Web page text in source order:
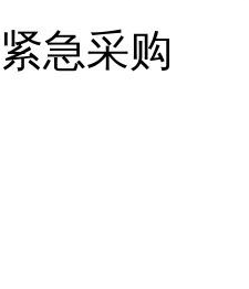
紧急采购